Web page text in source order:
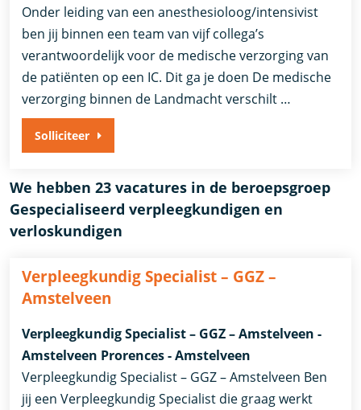
Onder leiding van een anesthesioloog/intensivist
ben jij binnen een team van vijf collega’s
verantwoordelijk voor de medische verzorging van
de patiënten op een IC. Dit ga je doen De medische
verzorging binnen de Landmacht verschilt …
Solliciteer
We hebben 23 vacatures in de beroepsgroep
Gespecialiseerd verpleegkundigen en
verloskundigen
Verpleegkundig Specialist – GGZ –
Amstelveen
Verpleegkundig Specialist – GGZ – Amstelveen -
Amstelveen Prorences - Amstelveen
Verpleegkundig Specialist – GGZ – Amstelveen Ben
jij een Verpleegkundig Specialist die graag werkt